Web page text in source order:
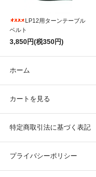
LP12用ターンテーブル
ベルト
3,850円(税350円)
ホーム
カートを見る
特定商取引法に基づく表記
プライバシーポリシー